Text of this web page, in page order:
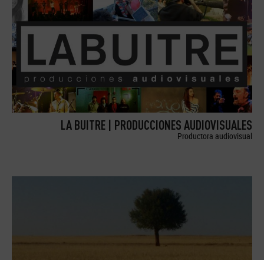
LA BUITRE | PRODUCCIONES AUDIOVISUALES
Productora audiovisual